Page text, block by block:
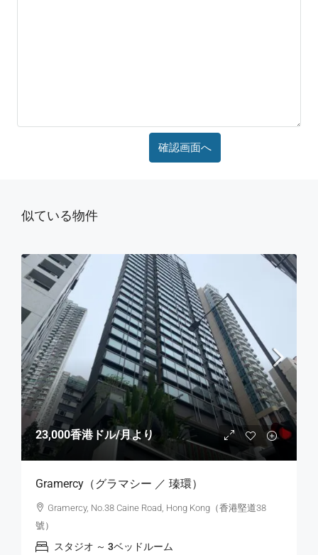
似ている物件
23,000香港ドル/月より
Gramercy（グラマシー ／ 瑧環）
Gramercy, No.38 Caine Road, Hong Kong（香港堅道38
號）
スタジオ ～ 3ベッドルーム